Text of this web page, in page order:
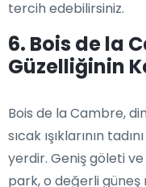
tercih edebilirsiniz.
6. Bois de la
Güzelliğinin
Bois de la Cambre,
sıcak ışıklarının
yerdir. Geniş göleti
park, o değerli güneş